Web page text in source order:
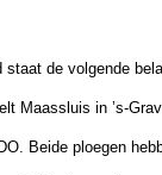
staat de volgende
Maassluis in ’s-
Beide ploegen